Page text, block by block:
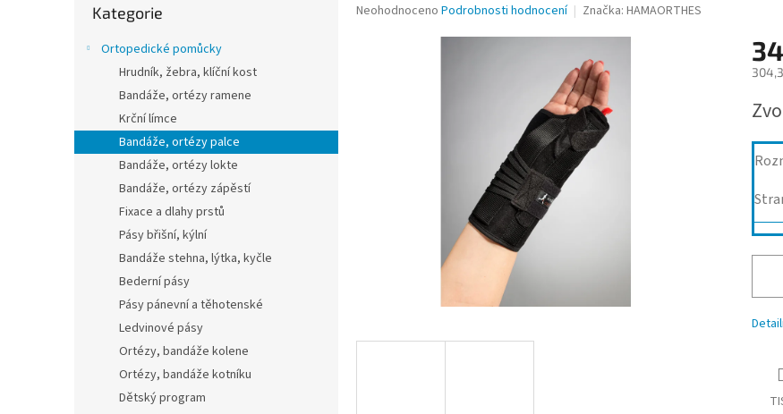
a
kategorie
Kategorie
Ortopedické pomůcky
Hrudník, žebra, klíční kost
Bandáže, ortézy ramene
Krční límce
Bandáže, ortézy palce
Bandáže, ortézy lokte
Bandáže, ortézy zápěstí
Fixace a dlahy prstů
Pásy břišní, kýlní
Bandáže stehna, lýtka, kyčle
Bederní pásy
Pásy pánevní a těhotenské
Ledvinové pásy
Ortézy, bandáže kolene
Ortézy, bandáže kotníku
Dětský program
Průměrné
Neohodnoceno Podrobnosti hodnocení Značka: HAMAORTHES
cena: